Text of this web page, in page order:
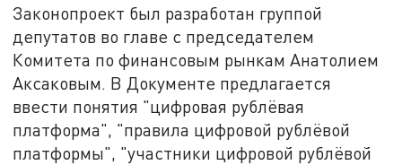
Законопроект был разработан группой
депутатов во главе с председателем
Комитета по финансовым рынкам Анатолием
Аксаковым. В Документе предлагается
ввести понятия "цифровая рублёвая
платформа", "правила цифровой рублёвой
платформы", "участники цифровой рублёвой